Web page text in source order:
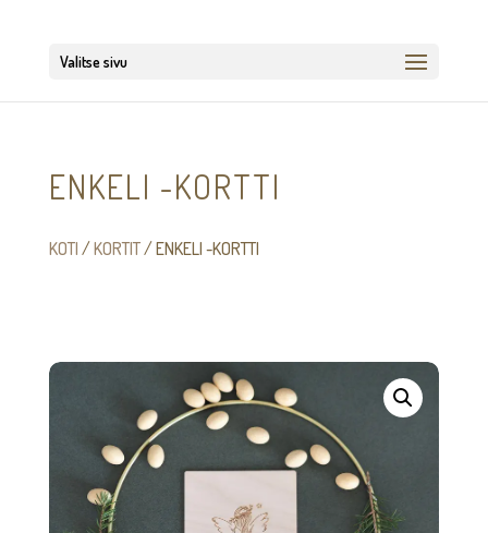
Valitse sivu
ENKELI -KORTTI
KOTI /KORTIT/ ENKELI -KORTTI